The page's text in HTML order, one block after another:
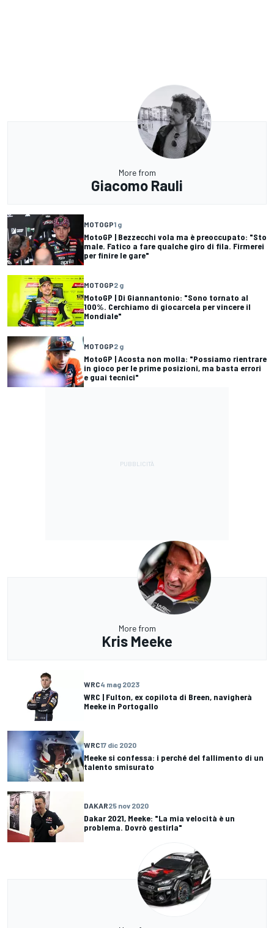
More from
Giacomo Rauli
MOTOGP1 g
MotoGP | Bezzecchi vola ma è preoccupato: "Sto
male. Fatico a fare qualche giro di fila. Firmerei
per finire le gare"
MOTOGP2 g
MotoGP | Di Giannantonio: "Sono tornato al
100%. Cerchiamo di giocarcela per vincere il
Mondiale"
MOTOGP2 g
MotoGP | Acosta non molla: "Possiamo rientrare
in gioco per le prime posizioni, ma basta errori
e guai tecnici"
More from
Kris Meeke
WRC4 mag 2023
WRC | Fulton, ex copilota di Breen, navigherà
Meeke in Portogallo
WRC17 dic 2020
Meeke si confessa: i perché del fallimento di un
talento smisurato
DAKAR25 nov 2020
Dakar 2021, Meeke: "La mia velocità è un
problema. Dovrò gestirla"